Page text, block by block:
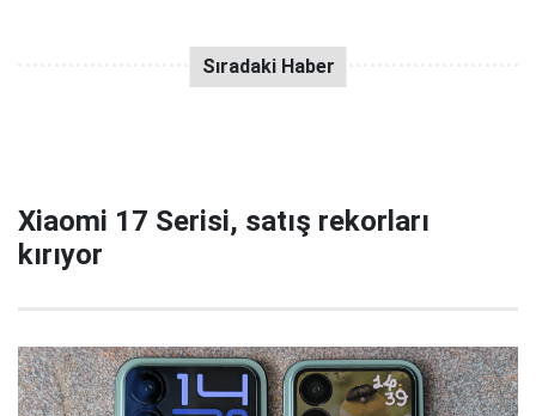
Xiaomi 17 Serisi, satış rekorları
kırıyor